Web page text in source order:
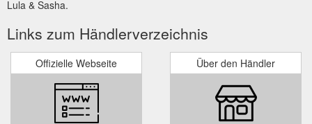
Lula & Sasha.
Links zum Händlerverzeichnis
Offizielle Webseite Über den Händler